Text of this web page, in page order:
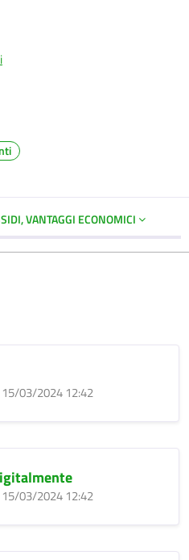
VANTAGGI ECONOMICI
03/2024 12:42
03/2024 12:42